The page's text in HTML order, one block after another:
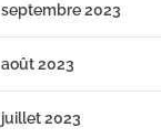
septembre 2023
août 2023
juillet 2023